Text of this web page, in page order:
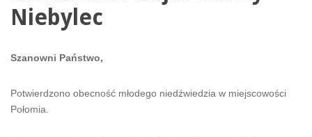
Niebylec
Szanowni Państwo,
Potwierdzono obecność młodego niedźwiedzia w miejscowości
Połomia.